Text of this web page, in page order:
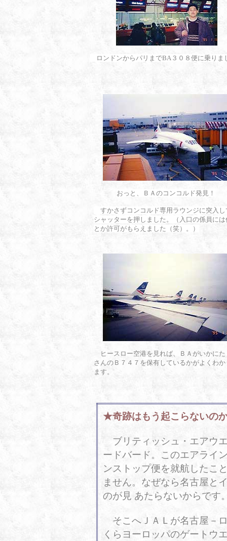
ロンドンからパリまでBA３０８便に乗りま
おっと、ＢＡのコンコルド発見！
すかさずコンコルド専用ラウンジに突入し
シャッターを押しました。（入口の係員には
とか許可がもらえました（笑）。）
ヒースロー空港を見れば、ＢＡがいかにた
さんのＢ７４７を保有しているかがよくわか
ます。
★奇跡はもう起こらないの
ブリティッシュ・エアウ
ードバード。このエアライ
ンストップ便を就航したこ
ません。なぜなら名古屋と
のが見 あたらないからです
そこへＪＡＬが名古屋－
くらヨーロッパのゲートウ